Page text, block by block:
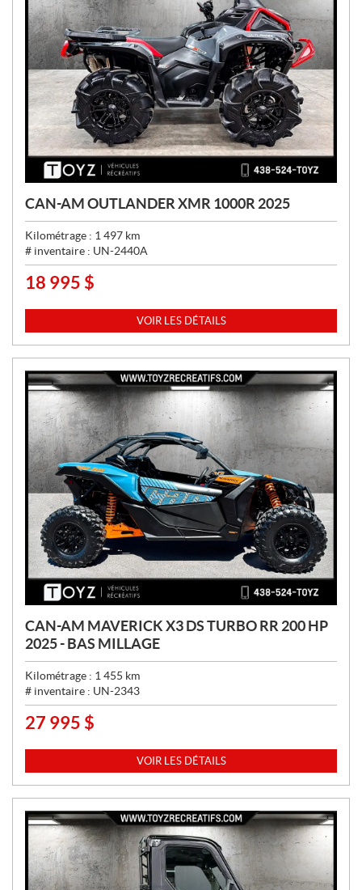
CAN-AM OUTLANDER XMR 1000R 2025
Kilométrage : 1 497 km
# inventaire : UN-2440A
P
X
:
18 995 $
VOIR LES DÉTAILS
CAN-AM MAVERICK X3 DS TURBO RR 200 HP
2025 - BAS MILLAGE
Kilométrage : 1 455 km
# inventaire : UN-2343
P
X
:
27 995 $
VOIR LES DÉTAILS